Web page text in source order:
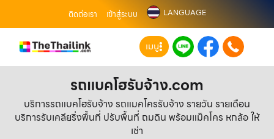
ติดต่อเรา เข้าสู่ระบบ LANGUAGE
เมนู
รถแบคโฮรับจ้าง.com
บริการรถแบคโฮรับจ้าง รถแมคโครรับจ้าง รายวัน รายเดือน
บริการรับเคลียริ่งพื้นที่ ปรับพื้นที่ ถมดิน พร้อมแม็คโคร หกล้อ ให้
เช่า